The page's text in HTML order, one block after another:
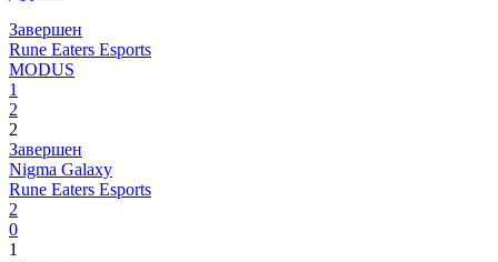
Завершен
Rune Eaters Esports
MODUS
1
2
2
Завершен
Nigma Galaxy
Rune Eaters Esports
2
0
1